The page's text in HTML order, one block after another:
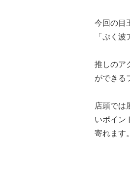
今回の目
「ぷく波
推しのア
ができる
店頭では
いポイン
寄れます。